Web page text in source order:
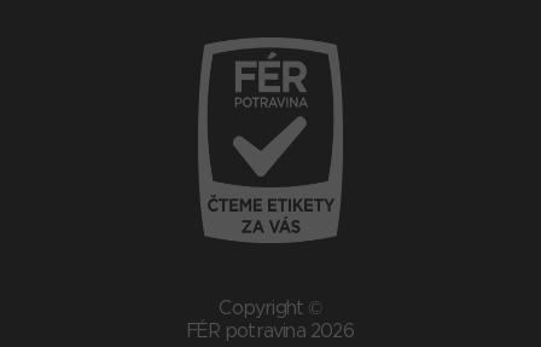
Copyright ©
FÉR potravina 2026